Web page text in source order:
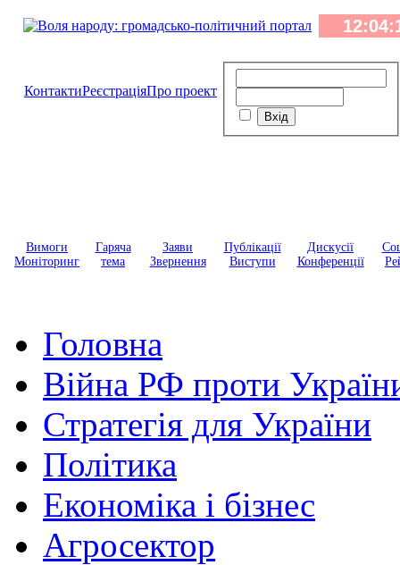
КонтактиРеєстраціяПро проект
Вимоги
Моніторинг
Гаряча
тема
Заяви
Звернення
Публікації
Виступи
Дискусії
Конференції
Головна
Війна РФ проти
Стратегія для України
Політика
Економіка і бізнес
Агросектор